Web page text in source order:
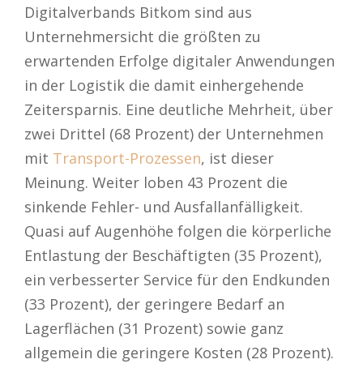
Digitalverbands Bitkom sind aus
Unternehmersicht die größten zu
erwartenden Erfolge digitaler Anwendungen
in der Logistik die damit einhergehende
Zeitersparnis. Eine deutliche Mehrheit, über
zwei Drittel (68 Prozent) der Unternehmen
mit Transport-Prozessen, ist dieser
Meinung. Weiter loben 43 Prozent die
sinkende Fehler- und Ausfallanfälligkeit.
Quasi auf Augenhöhe folgen die körperliche
Entlastung der Beschäftigten (35 Prozent),
ein verbesserter Service für den Endkunden
(33 Prozent), der geringere Bedarf an
Lagerflächen (31 Prozent) sowie ganz
allgemein die geringere Kosten (28 Prozent).